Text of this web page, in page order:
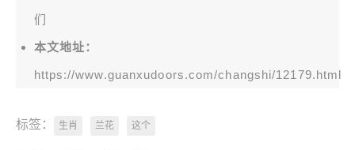
们
本文地址：
https://www.guanxudoors.com/changshi/12179.html
标签： 生肖 兰花 这个